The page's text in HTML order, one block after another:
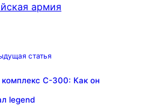
армия
статья
С-300: Как он
legend